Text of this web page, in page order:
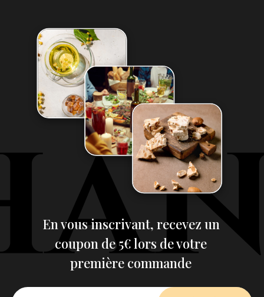
En vous inscrivant, recevez un
coupon de 5€ lors de votre
première commande